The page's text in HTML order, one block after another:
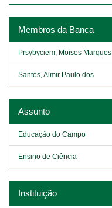
Membros da Banca
Prsybyciem, Moises Marques
Santos, Almir Paulo dos
Assunto
Educação do Campo
Ensino de Ciência
Instituição